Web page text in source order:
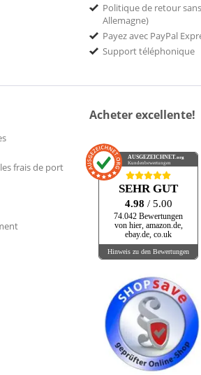
Politique de retour
Allemagne)
Payez avec PayPal
Support téléphonique
frais de port
Acheter excellente!
AUSGEZEICHNET .org
Kundenbewertungen
SEHR GUT
4.98 / 5.00
74.042 Bewertungen
von hier, amazon.de,
ebay.de, co.uk
Hinweis zu den Bewertungen